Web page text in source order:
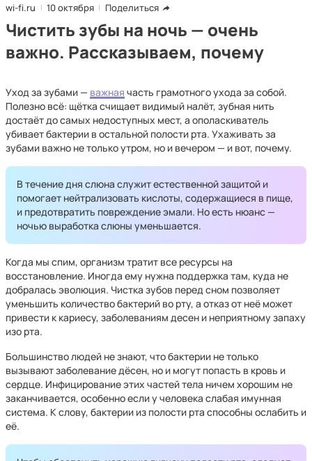
wi-fi.ru 10 октября Поделиться
Чистить зубы на ночь — очень
важно. Рассказываем, почему
Уход за зубами — важная часть грамотного ухода за собой.
Полезно всё: щётка счищает видимый налёт, зубная нить
достаёт до самых недоступных мест, а ополаскиватель
убивает бактерии в остальной полости рта. Ухаживать за
зубами важно не только утром, но и вечером — и вот, почему.
В течение дня слюна служит естественной защитой и
помогает нейтрализовать кислоты, содержащиеся в пище,
и предотвратить повреждение эмали. Но есть нюанс —
ночью выработка слюны уменьшается.
Когда мы спим, организм тратит все ресурсы на
восстановление. Иногда ему нужна поддержка там, куда не
добралась эволюция. Чистка зубов перед сном позволяет
уменьшить количество бактерий во рту, а отказ от неё может
привести к кариесу, заболеваниям десен и неприятному запаху
изо рта.
Большинство людей не знают, что бактерии не только
вызывают заболевание дёсен, но и могут попасть в кровь и
сердце. Инфицирование этих частей тела ничем хорошим не
заканчивается, особенно если у человека слабая имунная
система. К слову, бактерии из полости рта способны ослабить и
её.